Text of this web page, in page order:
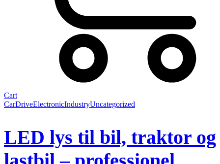
Cart
CarDriveElectronicIndustryUncategorized
LED lys til bil, traktor og